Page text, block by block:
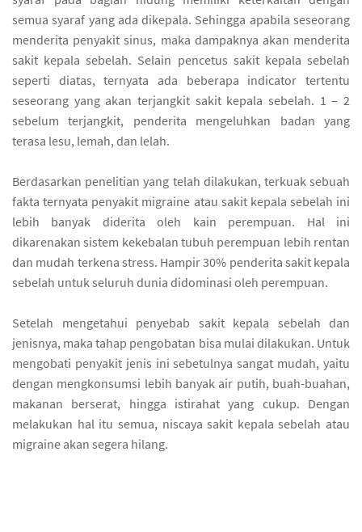
semua syaraf yang ada dikepala. Sehingga apabila seseorang
menderita penyakit sinus, maka dampaknya akan menderita
sakit kepala sebelah. Selain pencetus sakit kepala sebelah
seperti diatas, ternyata ada beberapa indicator tertentu
seseorang yang akan terjangkit sakit kepala sebelah. 1 – 2
sebelum terjangkit, penderita mengeluhkan badan yang
terasa lesu, lemah, dan lelah.
Berdasarkan penelitian yang telah dilakukan, terkuak sebuah
fakta ternyata penyakit migraine atau sakit kepala sebelah ini
lebih banyak diderita oleh kain perempuan. Hal ini
dikarenakan sistem kekebalan tubuh perempuan lebih rentan
dan mudah terkena stress. Hampir 30% penderita sakit kepala
sebelah untuk seluruh dunia didominasi oleh perempuan.
Setelah mengetahui penyebab sakit kepala sebelah dan
jenisnya, maka tahap pengobatan bisa mulai dilakukan. Untuk
mengobati penyakit jenis ini sebetulnya sangat mudah, yaitu
dengan mengkonsumsi lebih banyak air putih, buah-buahan,
makanan berserat, hingga istirahat yang cukup. Dengan
melakukan hal itu semua, niscaya sakit kepala sebelah atau
migraine akan segera hilang.